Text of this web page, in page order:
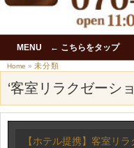
MENU ← こちらをタップ
Home » 未分類
‘客室リラクゼーシ
【ホテル提携】客室リ